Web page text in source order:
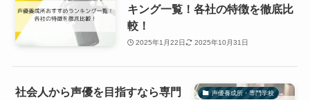
キング一覧！各社の特徴を徹底比
較！
2025年1月22日 2025年10月31日
声優養成所・専門学校
社会人から声優を目指すなら専門